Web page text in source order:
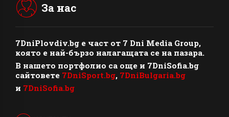
За нас
7DniPlovdiv.bg e част от 7 Dni Media Group,
която е най-бързо налагащата се на пазара.
В нашето портфолио са още и 7DniSofia.bg
сайтовете 7DniSport.bg, 7DniBulgaria.bg
и 7DniSofia.bg